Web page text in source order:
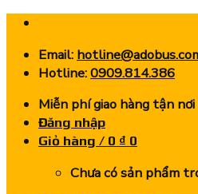
Skip
contentEmail:
Hotline:0909.814.386
Miễn phí giao hàng tận nơi
Đăng nhập
Giỏ hàng / 0 ₫ 0
Chưa có sản phẩm